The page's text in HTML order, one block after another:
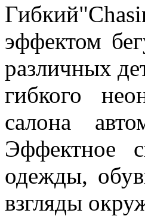
эффектом
различных
гибкого
салона
Эффектное
одежды,
взгляды